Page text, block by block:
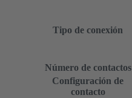
Tipo de conexión
Número de contactos
Configuración de
contacto